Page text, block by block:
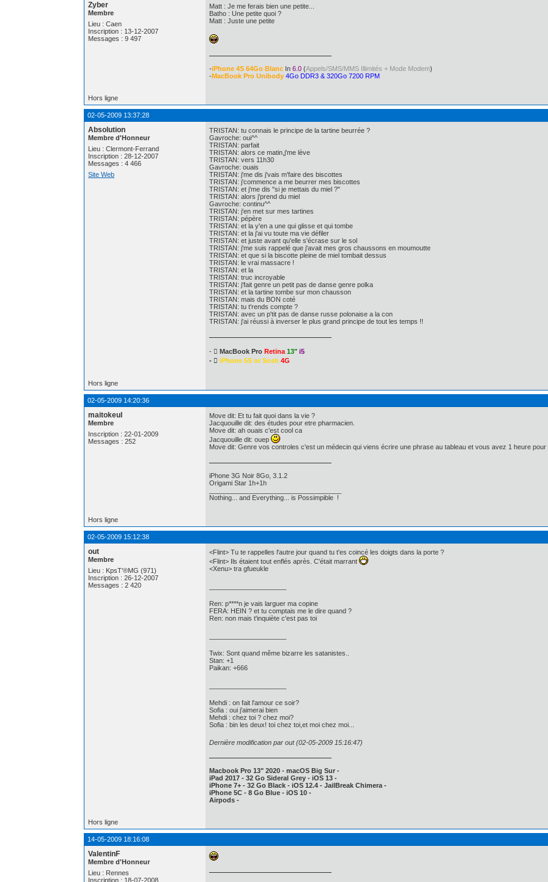
Zyber
Membre
Lieu : Caen
Inscription : 13-12-2007
Messages : 9 497
Matt : Je me ferais bien une petite...
Batho : Une petite quoi ?
Matt : Juste une petite
-iPhone 4S 64Go Blanc In 6.0 (Appels/SMS/MMS Illimités + Mode Modem)
-MacBook Pro Unibody 4Go DDR3 & 320Go 7200 RPM
Hors ligne
02-05-2009 13:37:28
Absolution
Membre d'Honneur
Lieu : Clermont-Ferrand
Inscription : 28-12-2007
Messages : 4 466
Site Web
TRISTAN: tu connais le principe de la tartine beurrée ?
Gavroche: oui^^
TRISTAN: parfait
TRISTAN: alors ce matin,j'me lève
TRISTAN: vers 11h30
Gavroche: ouais
TRISTAN: j'me dis j'vais m'faire des biscottes
TRISTAN: j'commence a me beurrer mes biscottes
TRISTAN: et j'me dis "si je mettais du miel ?"
TRISTAN: alors j'prend du miel
Gavroche: continu^^
TRISTAN: j'en met sur mes tartines
TRISTAN: pépère
TRISTAN: et la y'en a une qui glisse et qui tombe
TRISTAN: et la j'ai vu toute ma vie défiler
TRISTAN: et juste avant qu'elle s'écrase sur le sol
TRISTAN: j'me suis rappelé que j'avait mes gros chaussons en moumoutte
TRISTAN: et que si la biscotte pleine de miel tombait dessus
TRISTAN: le vrai massacre !
TRISTAN: et la
TRISTAN: truc incroyable
TRISTAN: j'fait genre un petit pas de danse genre polka
TRISTAN: et la tartine tombe sur mon chausson
TRISTAN: mais du BON coté
TRISTAN: tu t'rends compte ?
TRISTAN: avec un p'tit pas de danse russe polonaise a la con
TRISTAN: j'ai réussi à inverser le plus grand principe de tout les temps !!
-  MacBook Pro Retina 13" i5
-  iPhone 5S or Sosh 4G
Hors ligne
02-05-2009 14:20:36
maitokeul
Membre
Inscription : 22-01-2009
Messages : 252
Move dit: Et tu fait quoi dans la vie ?
Jacquouille dit: des études pour etre pharmacien.
Move dit: ah ouais c'est cool ca
Jacquouille dit: ouep
Move dit: Genre vos controles c'est un médecin qui viens écrire une phrase au tableau et vous avez 1 heure pour
iPhone 3G Noir 8Go, 3.1.2
Origami Star 1h+1h
Nothing... and Everything... is Possimpible !
Hors ligne
02-05-2009 15:12:38
out
Membre
Lieu : KpsT'®MG (971)
Inscription : 26-12-2007
Messages : 2 420
<Flint> Tu te rappelles l'autre jour quand tu t'es coincé les doigts dans la porte ?
<Flint> Ils étaient tout enflés après. C'était marrant
<Xenu> tra gfueukle
Ren: p****n je vais larguer ma copine
FERA: HEIN ? et tu comptais me le dire quand ?
Ren: non mais t'inquiète c'est pas toi
Twix: Sont quand même bizarre les satanistes..
Stan: +1
Paikan: +666
Mehdi : on fait l'amour ce soir?
Sofia : oui j'aimerai bien
Mehdi : chez toi ? chez moi?
Sofia : bin les deux! toi chez toi,et moi chez moi...
Dernière modification par out (02-05-2009 15:16:47)
Macbook Pro 13" 2020 - macOS Big Sur -
iPad 2017 - 32 Go Sideral Grey - iOS 13 -
iPhone 7+ - 32 Go Black - iOS 12.4 - JailBreak Chimera -
iPhone 5C - 8 Go Blue - iOS 10 -
Airpods -
Hors ligne
14-05-2009 18:16:08
ValentinF
Membre d'Honneur
Lieu : Rennes
Inscription : 18-07-2008